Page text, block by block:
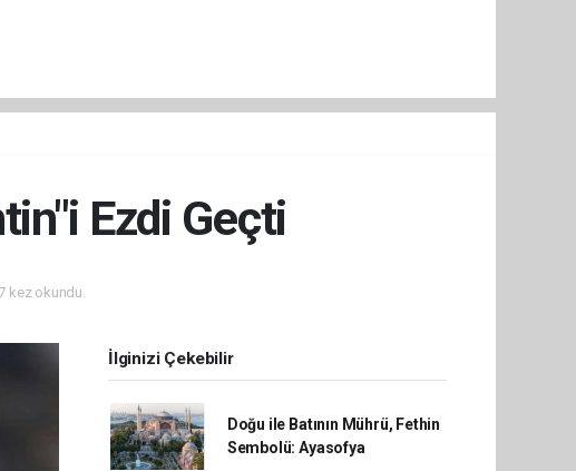
Ezdi Geçti
kez okundu.
İlginizi Çekebilir
Doğu ile Batının Mührü, Fethin
Sembolü: Ayasofya